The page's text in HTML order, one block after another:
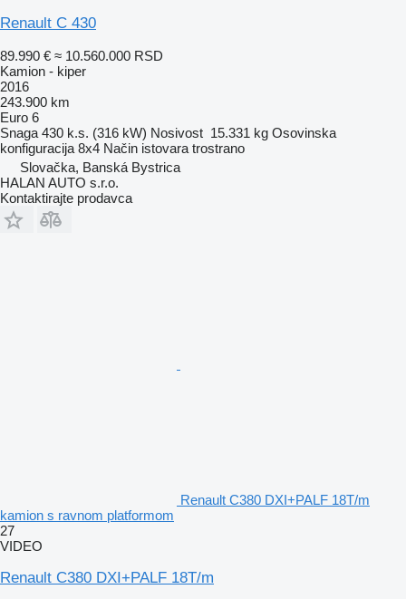
Renault C 430
89.990 € ≈ 10.560.000 RSD
Kamion - kiper
2016
243.900 km
Euro 6
Snaga 430 k.s. (316 kW) Nosivost 15.331 kg Osovinska
konfiguracija 8x4 Način istovara trostrano
Slovačka, Banská Bystrica
HALAN AUTO s.r.o.
Kontaktirajte prodavca
Renault C380 DXI+PALF 18T/m
kamion s ravnom platformom
27
VIDEO
Renault C380 DXI+PALF 18T/m